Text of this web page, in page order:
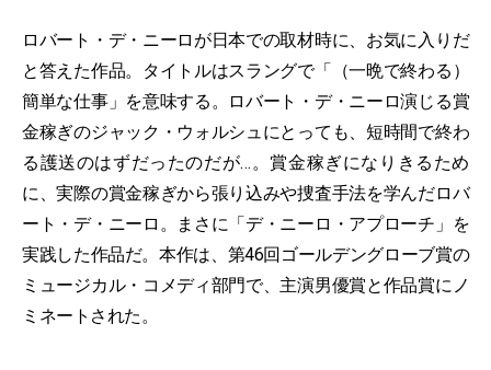
ロバート・デ・ニーロが日本での取材時に、お気に入りだ
と答えた作品。タイトルはスラングで「（一晩で終わる）
簡単な仕事」を意味する。ロバート・デ・ニーロ演じる賞
金稼ぎのジャック・ウォルシュにとっても、短時間で終わ
る護送のはずだったのだが…。賞金稼ぎになりきるため
に、実際の賞金稼ぎから張り込みや捜査手法を学んだロバ
ート・デ・ニーロ。まさに「デ・ニーロ・アプローチ」を
実践した作品だ。本作は、第46回ゴールデングローブ賞の
ミュージカル・コメディ部門で、主演男優賞と作品賞にノ
ミネートされた。